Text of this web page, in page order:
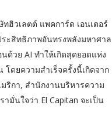
ฮิวเลตต์ แพคการ์ด เอนเตอร์
ระสิทธิภาพอันทรงพลังมหาศาล
ด้วย AI ทำให้เกิดสุดยอดแห่ง
ดยความสำเร็จครั้งนี้เกิดจาก
ริกา, สำนักงานบริหารความ
มั่นใจว่า El Capitan จะเป็น